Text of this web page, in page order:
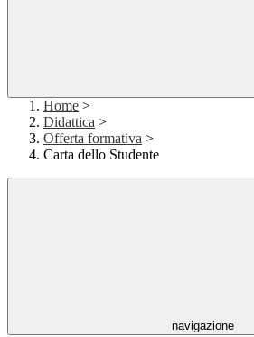
Home >
Didattica >
Offerta formativa >
Carta dello Studente
navigazione